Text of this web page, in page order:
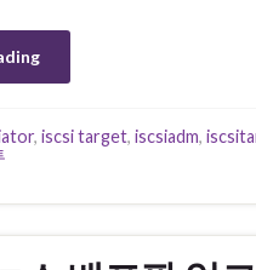
, iscsi target, iscsiadm,